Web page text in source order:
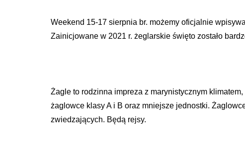
Weekend 15-17 sierpnia br. możemy oficjalnie
Zainicjowane w 2021 r. żeglarskie święto zostało
Żagle to rodzinna impreza z marynistycznym
żaglowce klasy A i B oraz mniejsze jednostki.
zwiedzających. Będą rejsy.